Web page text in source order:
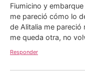
Fiumicino y
me pareció cómo lo
de Alitalia me pareció
me queda otra, no
Responder